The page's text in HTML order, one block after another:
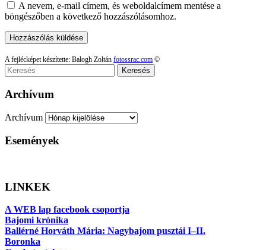
A nevem, e-mail címem, és weboldalcímem mentése a
böngészőben a következő hozzászólásomhoz.
A fejlécképet készítette: Balogh Zoltán fotossrac.com ©
Keresés
Archívum
Archívum
Események
LINKEK
A WEB lap facebook csoportja
Bajomi krónika
Ballérné Horváth Mária: Nagybajom pusztái I–II.
Boronka